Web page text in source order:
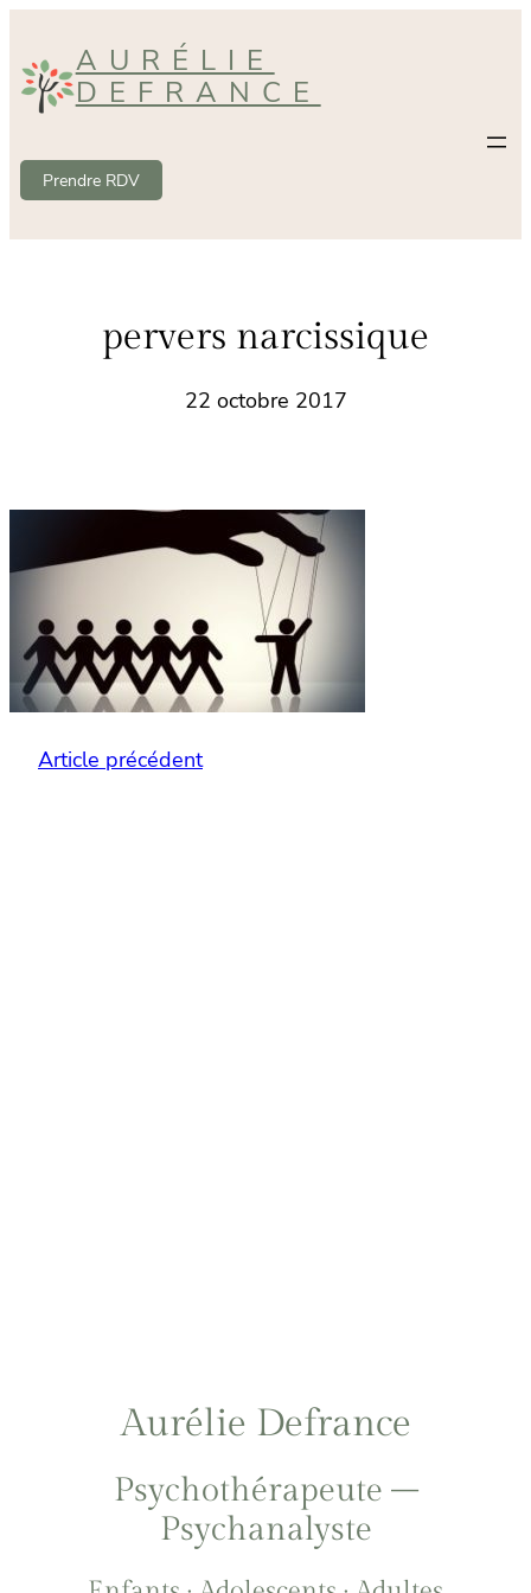
contenu
AURÉLIE
DEFRANCE
Prendre RDV
pervers narcissique
22 octobre 2017
Article précédent
Aurélie Defrance
Psychothérapeute –
Psychanalyste